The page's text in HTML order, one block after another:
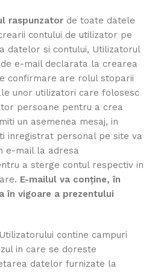
raspunzator de toate datele
contului de utilizator pe
datelor si contului, Utilizatorul
e-mail declarata la crearea
confirmare are rolul stoparii
unor utilizatori care folosesc
persoane pentru a crea
un asemenea mesaj, in
inregistrat personal pe site va
e-mail la adresa
a sterge contul respectiv in
E-mailul va conţine, în
în vigoare a prezentului
contine campuri
in care se doreste
datelor furnizate la